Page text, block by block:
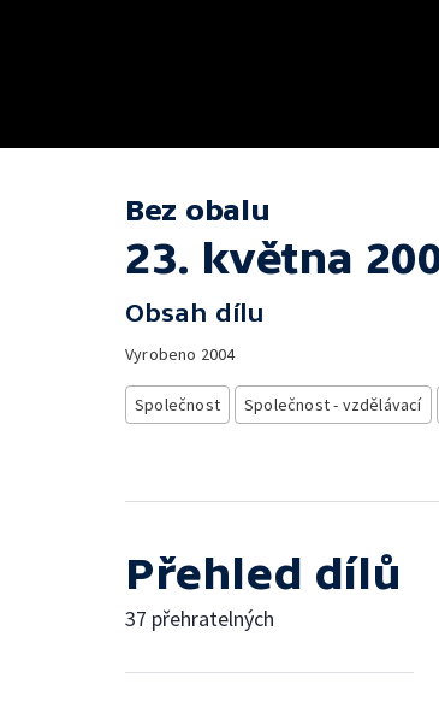
Bez obalu
23. května
Obsah dílu
Vyrobeno 2004
Společnost Společnost - vzdělávací
Přehled dílů
37 přehratelných